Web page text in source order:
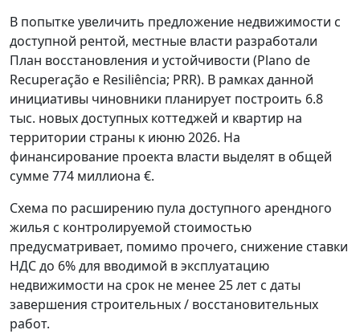
В попытке увеличить предложение недвижимости с
доступной рентой, местные власти разработали
План восстановления и устойчивости (Plano de
Recuperação e Resiliência; PRR). В рамках данной
инициативы чиновники планирует построить 6.8
тыс. новых доступных коттеджей и квартир на
территории страны к июню 2026. На
финансирование проекта власти выделят в общей
сумме 774 миллиона €.
Схема по расширению пула доступного арендного
жилья с контролируемой стоимостью
предусматривает, помимо прочего, снижение ставки
НДС до 6% для вводимой в эксплуатацию
недвижимости на срок не менее 25 лет с даты
завершения строительных / восстановительных
работ.